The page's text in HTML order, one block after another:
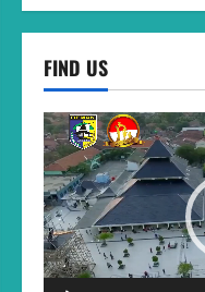
FIND US
Video
Player